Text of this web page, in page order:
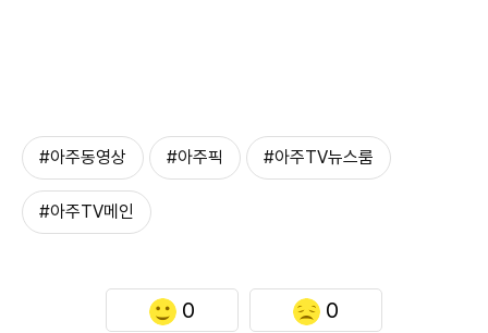
#아주동영상 #아주픽 #아주TV뉴스룸
#아주TV메인
0 0